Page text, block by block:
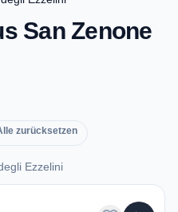
San Zenone
zurücksetzen
Ezzelini
degli Ezzelini